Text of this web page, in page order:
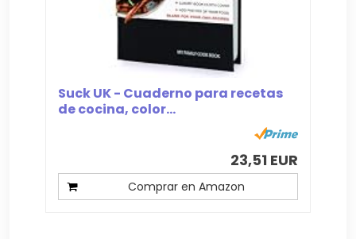
Suck UK - Cuaderno para recetas
de cocina, color...
23,51 EUR
Comprar en Amazon